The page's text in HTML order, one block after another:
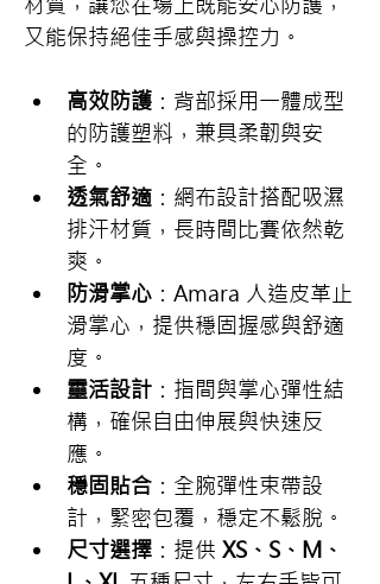
又能保持絕佳手感與操控力。
高效防護 ：背部採用一體成型
的防護塑料，兼具柔韌與安
全。
透氣舒適 ：網布設計搭配吸濕
排汗材質，長時間比賽依然乾
爽。
防滑掌心 ：Amara 人造皮革止
滑掌心，提供穩固握感與舒適
度。
靈活設計 ：指間與掌心彈性結
構，確保自由伸展與快速反
應。
穩固貼合 ：全腕彈性束帶設
計，緊密包覆，穩定不鬆脫。
尺寸選擇 ：提供 XS、S、M、